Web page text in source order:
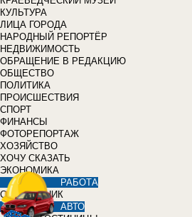
КУЛЬТУРА
ЛИЦА ГОРОДА
НАРОДНЫЙ РЕПОРТЁР
НЕДВИЖИМОСТЬ
ОБРАЩЕНИЕ В РЕДАКЦИЮ
ОБЩЕСТВО
ПОЛИТИКА
ПРОИСШЕСТВИЯ
СПОРТ
ФИНАНСЫ
ФОТОРЕПОРТАЖ
ХОЗЯЙСТВО
ХОЧУ СКАЗАТЬ
ЭКОНОМИКА
РАБОТА
СПРАВОЧНИК
АВТО